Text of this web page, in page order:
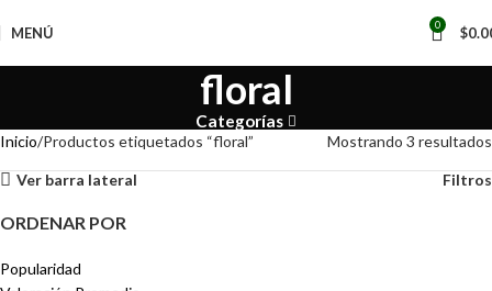
MENÚ 0 $
floral
Categorías
Inicio Productos etiquetados “floral” Mostrando 3 resultados
Ver barra lateral Filtros
ORDENAR POR
Popularidad